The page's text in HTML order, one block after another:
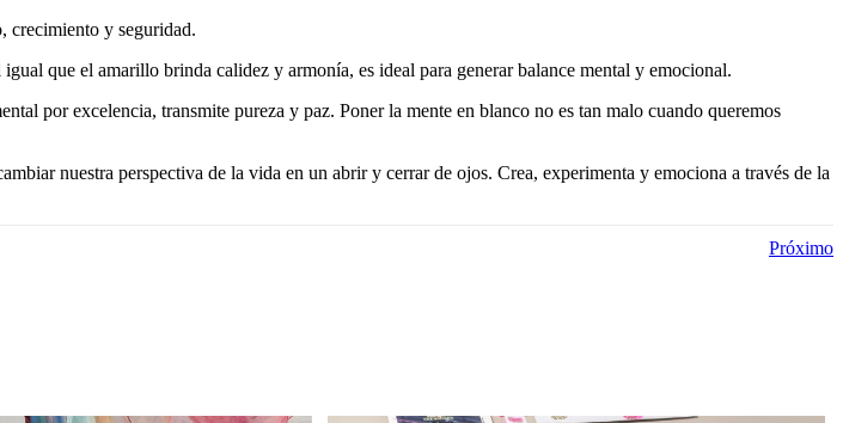
crecimiento y seguridad.
que el amarillo brinda calidez y armonía, es ideal para generar balance mental y emocional.
por excelencia, transmite pureza y paz. Poner la mente en blanco no es tan malo cuando queremos
nuestra perspectiva de la vida en un abrir y cerrar de ojos. Crea, experimenta y emociona a través de la
Próximo